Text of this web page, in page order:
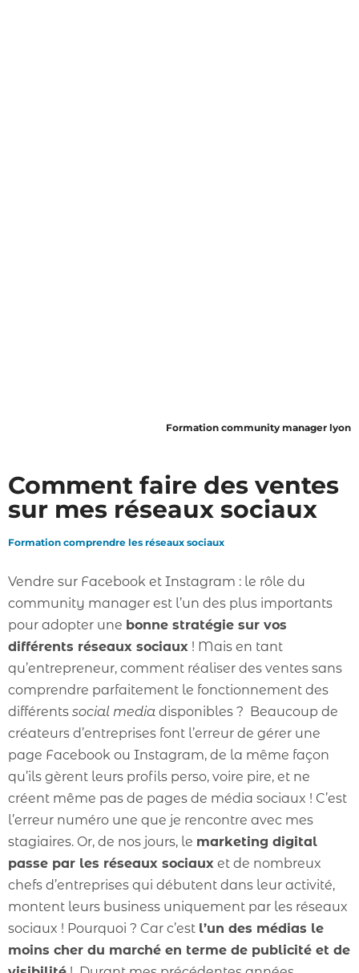
Formation community manager lyon
Comment faire des ventes
sur mes réseaux sociaux
Formation comprendre les réseaux sociaux
Vendre sur Facebook et Instagram : le rôle du
community manager est l’un des plus importants
pour adopter une bonne stratégie sur vos
différents réseaux sociaux ! Mais en tant
qu’entrepreneur, comment réaliser des ventes sans
comprendre parfaitement le fonctionnement des
différents social media disponibles ? Beaucoup de
créateurs d’entreprises font l’erreur de gérer une
page Facebook ou Instagram, de la même façon
qu’ils gèrent leurs profils perso, voire pire, et ne
créent même pas de pages de média sociaux ! C’est
l’erreur numéro une que je rencontre avec mes
stagiaires. Or, de nos jours, le marketing digital
passe par les réseaux sociaux et de nombreux
chefs d’entreprises qui débutent dans leur activité,
montent leurs business uniquement par les réseaux
sociaux ! Pourquoi ? Car c’est l’un des médias le
moins cher du marché en terme de publicité et de